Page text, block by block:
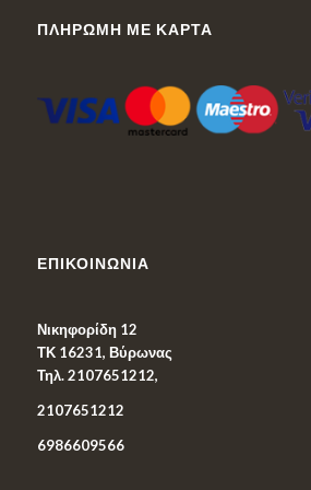
ΠΛΗΡΩΜΉ ΜΕ ΚΆΡΤΑ
ΕΠΙΚΟΙΝΩΝΊΑ
Νικηφορίδη 12
ΤΚ 16231, Βύρωνας
Τηλ. 2107651212,
2107651212
6986609566